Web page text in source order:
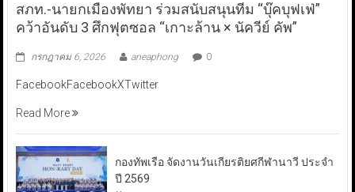
สภท.-นายกเมืองพัทยา ร่วมสนับสนุนทีม “บุ๊คบุฟเฟ่”
คว้าอันดับ 3 ศึกฟุตซอล “เกาะล้าน × นัควีย์ คัพ”
กรกฎาคม 6, 2026 aneaphong 0
FacebookFacebookXTwitter
Read More
กองทัพเรือ จัดงานวันเกียรติยศกีฬานาวี ประจำ
ปี 2569